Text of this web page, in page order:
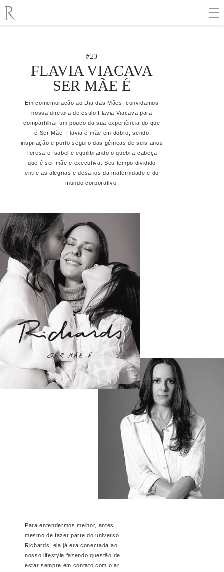
#23
FLAVIA VIACAVA
SER MÃE É
Em comemoração ao Dia das Mães, convidamos
nossa diretora de estilo Flavia Viacava para
compartilhar um pouco da sua experiência do que
é Ser Mãe. Flavia é mãe em dobro, sendo
inspiração e porto seguro das gêmeas de seis anos
Teresa e Isabel e equilibrando o quebra-cabeça
que é ser mãe e executiva. Seu tempo dividido
entre as alegrias e desafios da maternidade e do
mundo corporativo.
Para entendermos melhor, antes
mesmo de fazer parte do universo
Richards, ela já era conectada ao
nosso lifestyle,fazendo questão de
estar sempre em contato com o ar